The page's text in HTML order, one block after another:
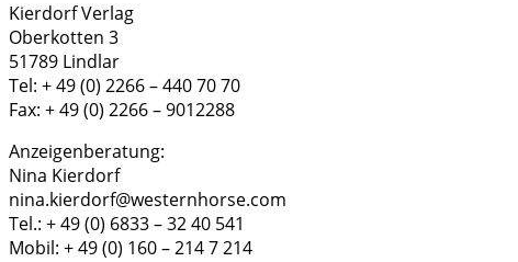
Kierdorf Verlag
Oberkotten 3
51789 Lindlar
Tel: + 49 (0) 2266 – 440 70 70
Fax: + 49 (0) 2266 – 9012288
Anzeigenberatung:
Nina Kierdorf
nina.kierdorf@westernhorse.com
Tel.: + 49 (0) 6833 – 32 40 541
Mobil: + 49 (0) 160 – 214 7 214